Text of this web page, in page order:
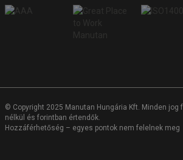
© Copyright 2025 Manutan Hungária Kft. Minden jog
nélkül és forintban értendők.
Hozzáférhetőség – egyes pontok nem felelnek meg